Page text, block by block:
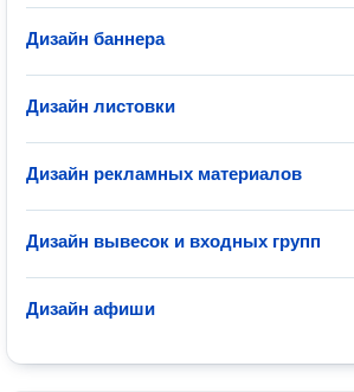
Дизайн баннера
Дизайн листовки
Дизайн рекламных материалов
Дизайн вывесок и входных групп
Дизайн афиши